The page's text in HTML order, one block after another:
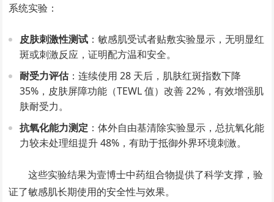
系统实验：
皮肤刺激性测试 ：敏感肌受试者贴敷实验显示，无明显红
斑或刺激反应，证明配方温和安全。
耐受力评估：连续使用 28 天后，肌肤红斑指数下降
35%，皮肤屏障功能（TEWL 值）改善 22%，有效增强肌
肤耐受力。
抗氧化能力测定 ：体外自由基清除实验显示，总抗氧化能
力较未处理组提升 48%，有助于抵御外界环境刺激。
这些实验结果为壹博士中药组合物提供了科学支撑，验
证了敏感肌长期使用的安全性与效果。